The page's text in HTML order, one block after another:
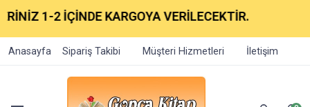
1-2 İÇİNDE KARGOYA VERİLECEKTİR.
Anasayfa Sipariş Takibi Müşteri Hizmetleri İletişim